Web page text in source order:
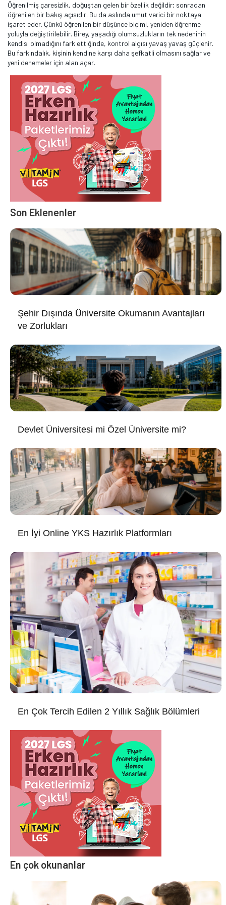
Öğrenilmiş çaresizlik, doğuştan gelen bir özellik değildir; sonradan
öğrenilen bir bakış açısıdır. Bu da aslında umut verici bir noktaya
işaret eder. Çünkü öğrenilen bir düşünce biçimi, yeniden öğrenme
yoluyla değiştirilebilir. Birey, yaşadığı olumsuzlukların tek nedeninin
kendisi olmadığını fark ettiğinde, kontrol algısı yavaş yavaş güçlenir.
Bu farkındalık, kişinin kendine karşı daha şefkatli olmasını sağlar ve
yeni denemeler için alan açar.
Son Eklenenler
Şehir Dışında Üniversite Okumanın Avantajları
ve Zorlukları
Devlet Üniversitesi mi Özel Üniversite mi?
En İyi Online YKS Hazırlık Platformları
En Çok Tercih Edilen 2 Yıllık Sağlık Bölümleri
En çok okunanlar